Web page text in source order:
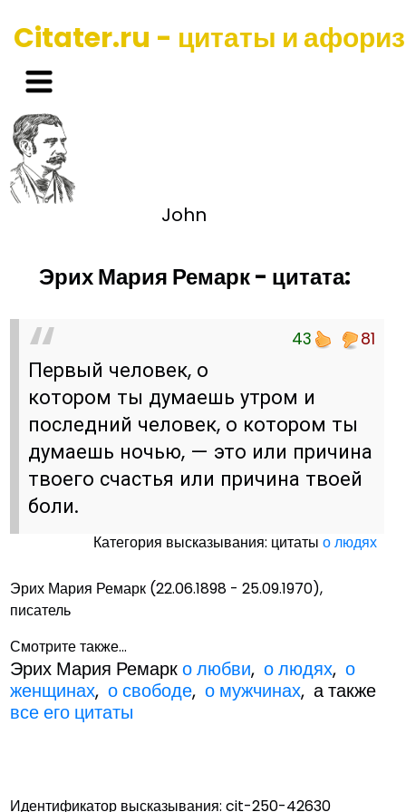
Citater.ru - цитаты и
John
Эрих Мария Ремарк - цитата:
43 81
Первый человек, о
котором ты думаешь утром и
последний человек, о котором ты
думаешь ночью, — это или причина
твоего счастья или причина твоей
боли.
Категория высказывания: цитатыо людях
Эрих Мария Ремарк (22.06.1898 - 25.09.1970),
писатель
Смотрите также...
Эрих Мария Ремарко любви,о людях,о
женщинах,о свободе,о мужчинах, а также
все его цитаты
Идентификатор высказывания: cit-250-42630